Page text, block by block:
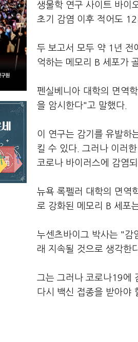
생물학 연구 사이트 바이
초기 감염 이후 적어도
두 보고서 모두 약 1년 전
억하는 메모리 B 세포가
펜실베니아 대학의 면역
을 암시한다"고 말했다.
이 연구는 감기를 유발하
킬 수 있다. 그러나 이러
코로나 바이러스에 감염
뉴욕 록펠러 대학의 면역
로 강화된 메모리 B 세포
누센츠바이그 박사는 "감
래 지속될 것으로 생각한
그는 그러나 코로나19에
다시 백신 접종을 받아야